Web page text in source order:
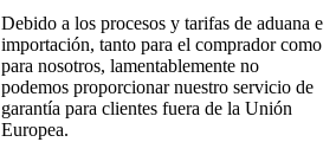
Debido a los procesos y tarifas de aduana e
importación, tanto para el comprador como
para nosotros, lamentablemente no
podemos proporcionar nuestro servicio de
garantía para clientes fuera de la Unión
Europea.